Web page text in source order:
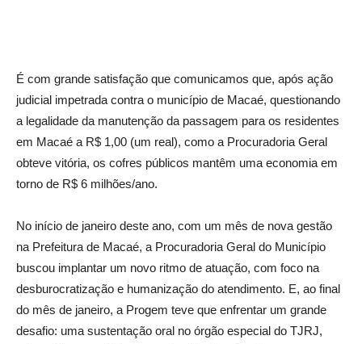
É com grande satisfação que comunicamos que, após ação
judicial impetrada contra o município de Macaé, questionando
a legalidade da manutenção da passagem para os residentes
em Macaé a R$ 1,00 (um real), como a Procuradoria Geral
obteve vitória, os cofres públicos mantêm uma economia em
torno de R$ 6 milhões/ano.
No início de janeiro deste ano, com um mês de nova gestão
na Prefeitura de Macaé, a Procuradoria Geral do Município
buscou implantar um novo ritmo de atuação, com foco na
desburocratização e humanização do atendimento. E, ao final
do mês de janeiro, a Progem teve que enfrentar um grande
desafio: uma sustentação oral no órgão especial do TJRJ,